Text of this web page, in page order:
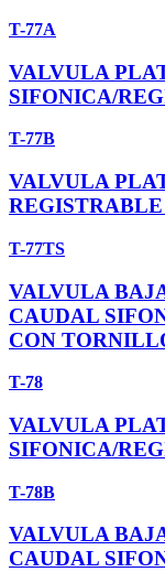
T-77A
VALVULA
SIFONICA/
T-77B
VALVULA
REGISTRABLE
T-77TS
VALVULA
CAUDAL
CON
T-78
VALVULA
SIFONICA/
T-78B
VALVULA
CAUDAL